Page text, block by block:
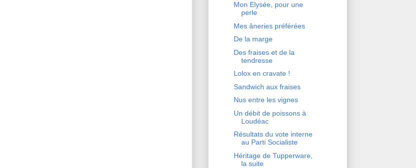
Mon Elysée, pour une
perle
Mes âneries préférées
De la marge
Des fraises et de la
tendresse
Lolox en cravate !
Sandwich aux fraises
Nus entre les vignes
Un débit de poissons à
Loudéac
Résultats du vote interne
au Parti Socialiste
Héritage de Tupperware,
la suite